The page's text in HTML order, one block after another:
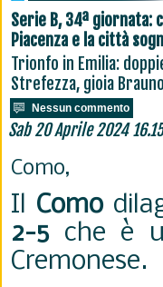
Serie B, 34ª giornata:
Piacenza e la città
Trionfo in Emilia:
Strefezza, gioia
Nessun commento
Sab 20 Aprile 2024 16.15
Como,
Il Como
2-5che è
Cremonese.